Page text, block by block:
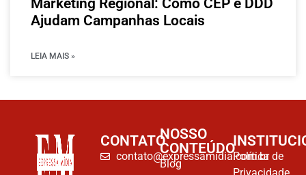
Marketing Regional: Como CEP e DDD
Ajudam Campanhas Locais
LEIA MAIS »
CONTATO
contato@expressamidia.com.br
NOSSO
CONTEÚDO
Blog
Política de